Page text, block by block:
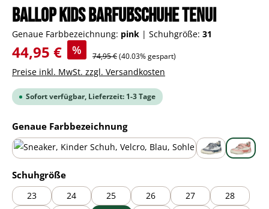
BALLOP Kids Barfußschuhe Tenui
Genaue Farbbezeichnung: pink | Schuhgröße: 31
Verkaufspreis:
44,95 € % Regulärer Preis:
74,95 €(40.03% gespart)
Preise inkl. MwSt. zzgl. Versandkosten
Sofort verfügbar, Lieferzeit: 1-3 Tage
Genaue Farbbezeichnungauswählen
blue grey pink
Schuhgrößeauswählen
23 24 25 26 27
28